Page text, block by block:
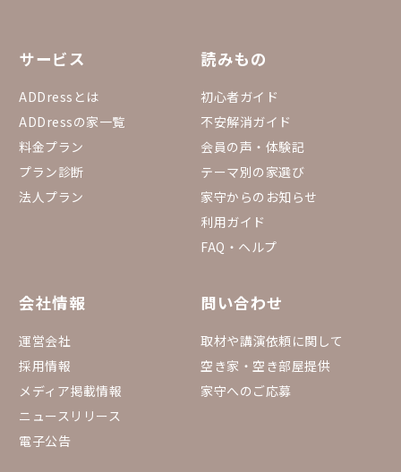
サービス
ADDressとは
ADDressの家一覧
料金プラン
プラン診断
法人プラン
読みもの
初心者ガイド
不安解消ガイド
会員の声・体験記
テーマ別の家選び
家守からのお知らせ
利用ガイド
FAQ・ヘルプ
会社情報
運営会社
採用情報
メディア掲載情報
ニュースリリース
電子公告
問い合わせ
取材や講演依頼に関して
空き家・空き部屋提供
家守へのご応募